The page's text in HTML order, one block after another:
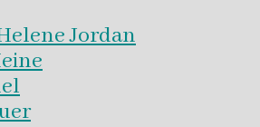
Jordan